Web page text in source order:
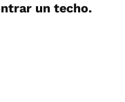
un techo.